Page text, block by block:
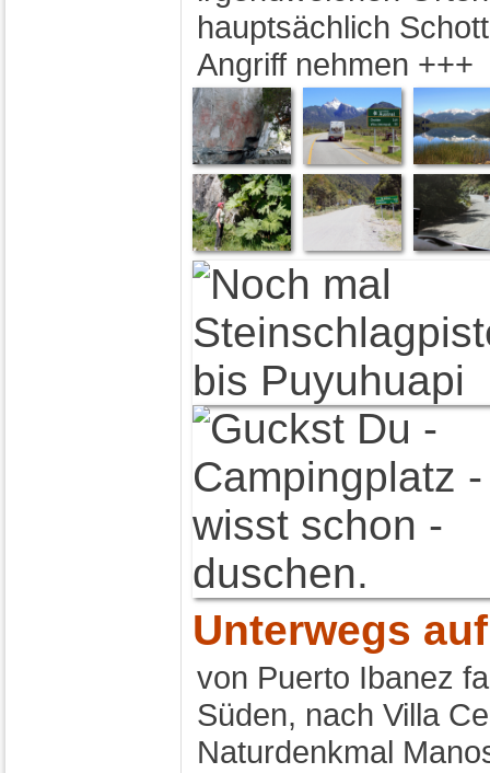
hauptsächlich
Angriff nehmen +++
Unterwegs
von Puerto Ibanez
Süden, nach Villa
Naturdenkmal